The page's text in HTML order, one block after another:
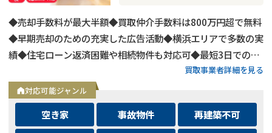
◆売却手数料が最大半額◆買取仲介手数料は800万円超で無料
◆早期売却のための充実した広告活動◆横浜エリアで多数の実
績◆住宅ローン返済困難や相続物件も対応可◆最短3日での売
却も可能◆プロフェッショナルによる徹底サポート買取事業者詳細を見る
対応可能ジャンル
空き家 事故物件 再建築不可